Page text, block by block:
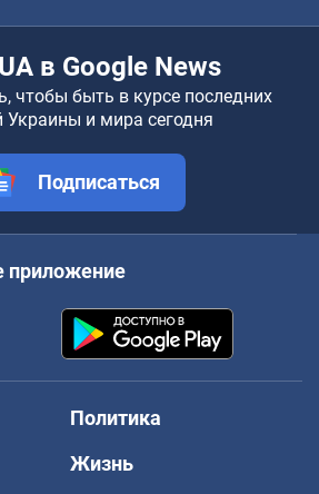
в Google News
чтобы быть в курсе последних
Украины и мира сегодня
Подписаться
приложение
Политика
Жизнь